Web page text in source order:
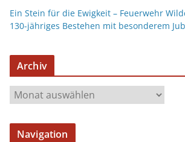
Ein Stein für die Ewigkeit – Feuerwehr
130-jähriges Bestehen mit besonderem
Archiv
Navigation